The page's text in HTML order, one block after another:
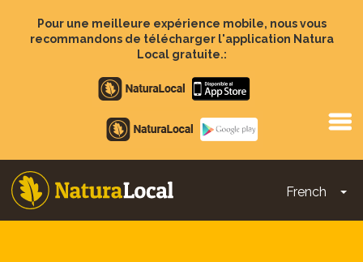
contenu
Pour une meilleure expérience mobile, nous vous
recommandons de télécharger l'application Natura
Local gratuite.:
Apple
store
Google
Play
French
Main